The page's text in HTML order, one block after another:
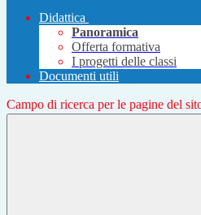
Didattica
Panoramica
Offerta formativa
I progetti delle classi
Documenti utili
Campo di ricerca per le pagine del